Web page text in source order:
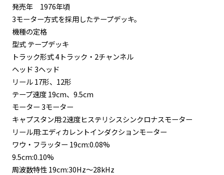
発売年 1976年頃
3モーター方式を採用したテープデッキ。
機種の定格
型式 テープデッキ
トラック形式 4トラック・2チャンネル
ヘッド 3ヘッド
リール 17形、12形
テープ速度 19cm、9.5cm
モーター 3モーター
キャプスタン用:2速度ヒステリシスシンクロナスモーター
リール用:エディカレントインダクションモーター
ワウ・フラッター 19cm:0.08%
9.5cm:0.10%
周波数特性 19cm:30Hz～28kHz